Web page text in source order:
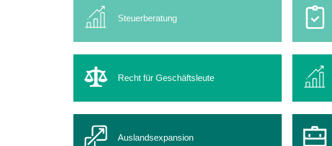
Steuerberatung
Recht für Geschäftsleute
Auslandsexpansion